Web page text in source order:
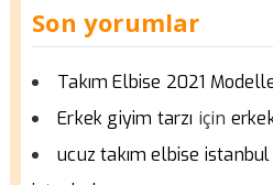
Son yorumlar
Takım Elbise 2021
Erkek giyim tarzı için
ucuz takım elbise istanbul